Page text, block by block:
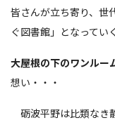
皆さんが立ち寄り、世
ぐ図書館」となってい
大屋根の下のワ
想い・・・
砺波平野は比類なき